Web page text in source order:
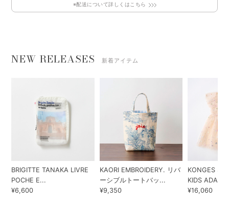
※配送について詳しくはこちら
NEW RELEASES 新着アイテム
BRIGITTE TANAKA LIVRE
POCHE E...
¥6,600
KAORI EMBROIDERY. リバ
ーシブルトートバッ...
¥9,350
KONGES
KIDS ADA...
¥16,060